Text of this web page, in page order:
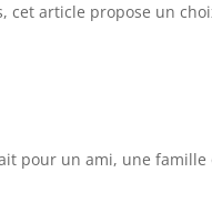
cet article propose un
pour un ami, une